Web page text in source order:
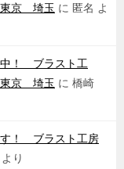
京 埼玉 に 匿名 よ
！ ブラスト工
京 埼玉 に 橋崎
す！ ブラスト工房
より